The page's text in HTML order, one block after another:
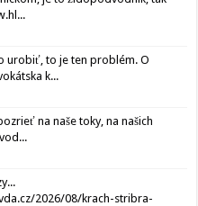
urobiť, to je ten problém. O
k...
na naše toky, na našich
2026/08/krach-stribra-